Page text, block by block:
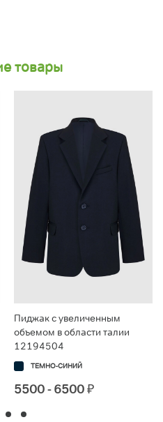
товары
Пиджак с увеличенным
объемом в области талии
12194504
ТЕМНО-СИНИЙ
5500 - 6500₽